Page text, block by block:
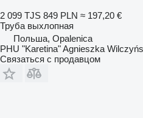
2 099 TJS 849 PLN ≈ 197,20 €
Труба выхлопная
Польша, Opalenica
PHU "Karetina" Agnieszka
Связаться с продавцом